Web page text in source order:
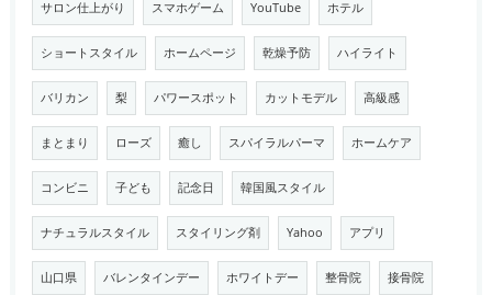
サロン仕上がり スマホゲーム YouTube ホテル
ショートスタイル ホームページ 乾燥予防 ハイライト
バリカン 梨 パワースポット カットモデル 高級感
まとまり ローズ 癒し スパイラルパーマ ホームケア
コンビニ 子ども 記念日 韓国風スタイル
ナチュラルスタイル スタイリング剤 Yahoo アプリ
山口県 バレンタインデー ホワイトデー 整骨院 接骨院